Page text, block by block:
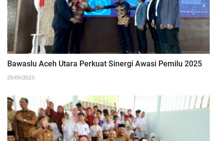
‎Bawaslu Aceh Utara Perkuat Sinergi Awasi Pemilu 2025
29/09/2025